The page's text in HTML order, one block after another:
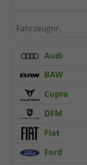
Fahrzeugnr.
Audi
BAW
Cupra
DFM
Fiat
Ford